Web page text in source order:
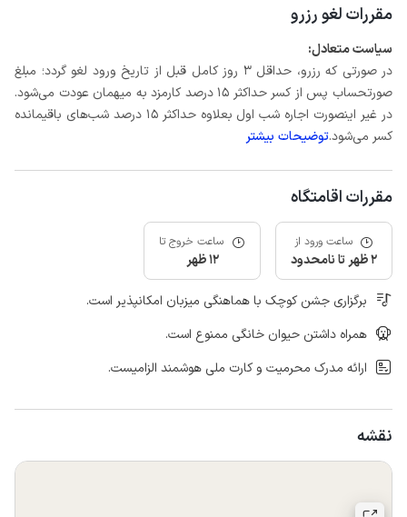
مقررات لغو رزرو
سیاست متعادل:
در صورتی که رزرو، حداقل 3 روز کامل قبل از تاریخ ورود لغو گردد؛ مبلغ
صورتحساب پس از کسر حداکثر 15 درصد کارمزد به میهمان عودت می‌شود.
در غیر اینصورت اجاره شب اول بعلاوه حداکثر 15 درصد شب‌های باقیمانده
کسر می‌شود.توضیحات بیشتر
مقررات اقامتگاه
ساعت ورود از
2 ظهر تا نامحدود
ساعت خروج تا
12 ظهر
برگزاری جشن کوچک با هماهنگی میزبان امکانپذیر است.
همراه داشتن حیوان خانگی ممنوع است.
ارائه مدرک محرمیت و کارت ملی هوشمند الزامیست.
نقشه